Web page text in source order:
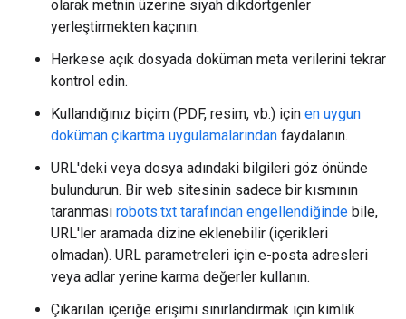
olarak metnin üzerine siyah dikdörtgenler
yerleştirmekten kaçının.
Herkese açık dosyada doküman meta verilerini tekrar
kontrol edin.
Kullandığınız biçim (PDF, resim, vb.) için en uygun
doküman çıkartma uygulamalarından faydalanın.
URL'deki veya dosya adındaki bilgileri göz önünde
bulundurun. Bir web sitesinin sadece bir kısmının
taranması robots.txt tarafından engellendiğinde bile,
URL'ler aramada dizine eklenebilir (içerikleri
olmadan). URL parametreleri için e-posta adresleri
veya adlar yerine karma değerler kullanın.
Çıkarılan içeriğe erişimi sınırlandırmak için kimlik